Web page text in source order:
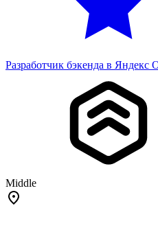
Разработчик бэкенда в Яндекс
Middle